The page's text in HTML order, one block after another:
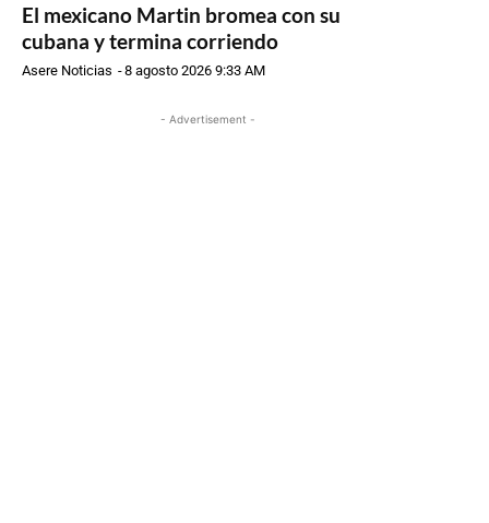
El mexicano Martin bromea con su
cubana y termina corriendo
Asere Noticias -8 agosto 2026 9:33 AM
- Advertisement -